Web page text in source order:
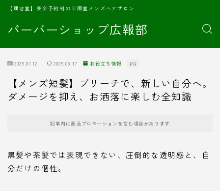
バーバーショップ広報部
【理容室】完全予約制の半個室メンズヘアサロン
2025.07.12 2025.08.17 お役立ち情報 PR
【メンズ短髪】ブリーチで、新しい自分へ。
ダメージを抑え、お洒落に楽しむ全知識
記事内に商品プロモーションを含む場合があります
黒髪や茶髪では表現できない、圧倒的な透明感と、自
分だけの個性。